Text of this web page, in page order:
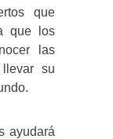
que
que los
las
su
ayudará